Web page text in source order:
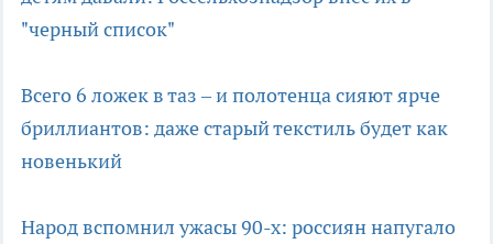
"черный список"
Всего 6 ложек в таз – и полотенца сияют ярче
бриллиантов: даже старый текстиль будет как
новенький
Народ вспомнил ужасы 90-х: россиян напугало